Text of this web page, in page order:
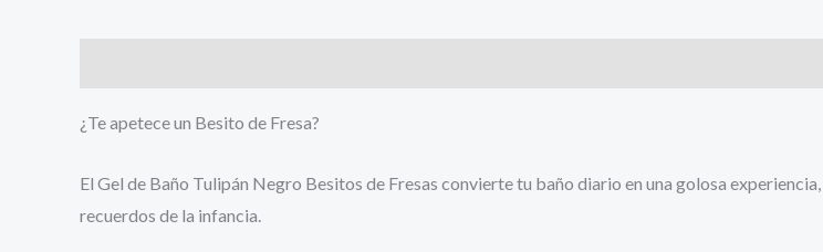
¿Te apetece un Besito de Fresa?
El Gel de Baño Tulipán Negro Besitos de Fresas convierte tu baño diario en una golosa
recuerdos de la infancia.